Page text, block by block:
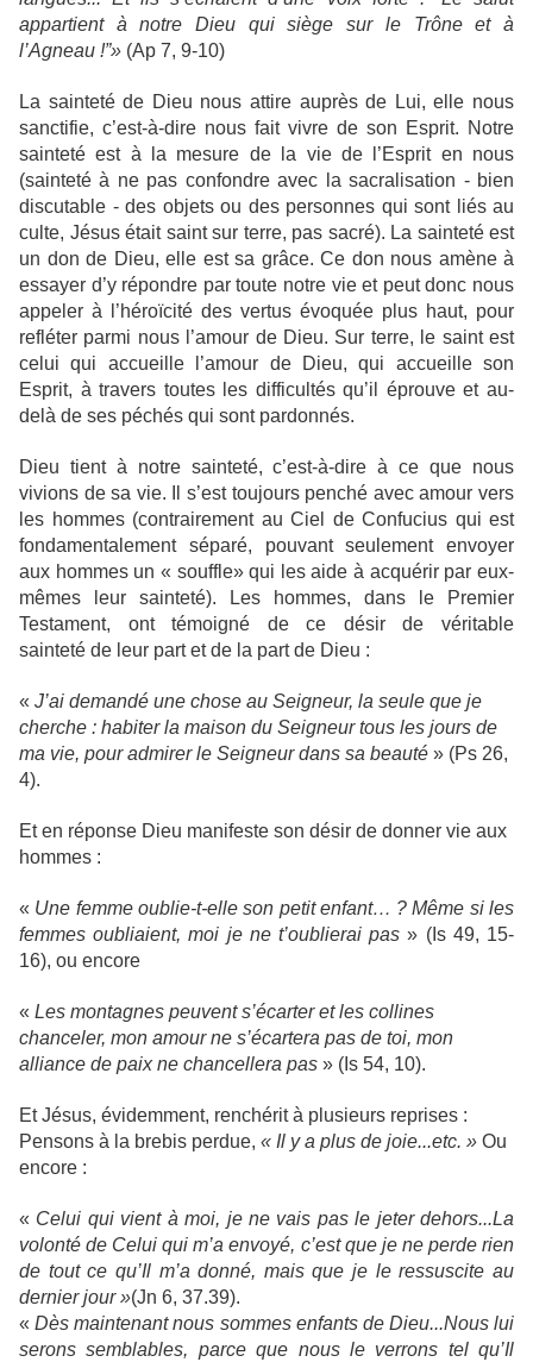
appartient à notre Dieu qui siège sur le Trône et à
l’Agneau !”» (Ap 7, 9-10)
La sainteté de Dieu nous attire auprès de Lui, elle nous
sanctifie, c’est-à-dire nous fait vivre de son Esprit. Notre
sainteté est à la mesure de la vie de l’Esprit en nous
(sainteté à ne pas confondre avec la sacralisation - bien
discutable - des objets ou des personnes qui sont liés au
culte, Jésus était saint sur terre, pas sacré). La sainteté est
un don de Dieu, elle est sa grâce. Ce don nous amène à
essayer d’y répondre par toute notre vie et peut donc nous
appeler à l’héroïcité des vertus évoquée plus haut, pour
refléter parmi nous l’amour de Dieu. Sur terre, le saint est
celui qui accueille l’amour de Dieu, qui accueille son
Esprit, à travers toutes les difficultés qu’il éprouve et au-
delà de ses péchés qui sont pardonnés.
Dieu tient à notre sainteté, c’est-à-dire à ce que nous
vivions de sa vie. Il s’est toujours penché avec amour vers
les hommes (contrairement au Ciel de Confucius qui est
fondamentalement séparé, pouvant seulement envoyer
aux hommes un « souffle» qui les aide à acquérir par eux-
mêmes leur sainteté). Les hommes, dans le Premier
Testament, ont témoigné de ce désir de véritable
sainteté de leur part et de la part de Dieu :
« J’ai demandé une chose au Seigneur, la seule que je
cherche : habiter la maison du Seigneur tous les jours de
ma vie, pour admirer le Seigneur dans sa beauté » (Ps 26,
4).
Et en réponse Dieu manifeste son désir de donner vie aux
hommes :
« Une femme oublie-t-elle son petit enfant… ? Même si les
femmes oubliaient, moi je ne t’oublierai pas» (Is 49, 15-
16), ou encore
« Les montagnes peuvent s’écarter et les collines
chanceler, mon amour ne s’écartera pas de toi, mon
alliance de paix ne chancellera pas » (Is 54, 10).
Et Jésus, évidemment, renchérit à plusieurs reprises :
Pensons à la brebis perdue, « Il y a plus de joie...etc. » Ou
encore :
« Celui qui vient à moi, je ne vais pas le jeter dehors...La
volonté de Celui qui m’a envoyé, c’est que je ne perde rien
de tout ce qu’Il m’a donné, mais que je le ressuscite au
dernier jour »(Jn 6, 37.39).
«Dès maintenant nous sommes enfants de Dieu...Nous lui
serons semblables, parce que nous le verrons tel qu’Il